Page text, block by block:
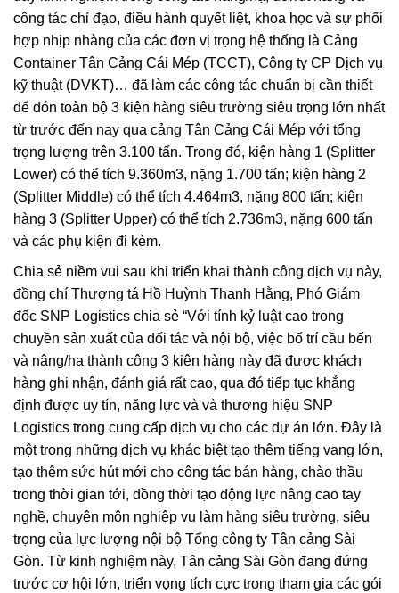
công tác chỉ đạo, điều hành quyết liệt, khoa học và sự phối
hợp nhịp nhàng của các đơn vị trọng hệ thống là Cảng
Container Tân Cảng Cái Mép (TCCT), Công ty CP Dịch vụ
kỹ thuật (DVKT)… đã làm các công tác chuẩn bị cần thiết
để đón toàn bộ 3 kiện hàng siêu trường siêu trọng lớn nhất
từ trước đến nay qua cảng Tân Cảng Cái Mép với tổng
trọng lượng trên 3.100 tấn. Trong đó, kiện hàng 1 (Splitter
Lower) có thể tích 9.360m3, nặng 1.700 tấn; kiện hàng 2
(Splitter Middle) có thể tích 4.464m3, nặng 800 tấn; kiện
hàng 3 (Splitter Upper) có thể tích 2.736m3, nặng 600 tấn
và các phụ kiện đi kèm.
Chia sẻ niềm vui sau khi triển khai thành công dịch vụ này,
đồng chí Thượng tá Hồ Huỳnh Thanh Hằng, Phó Giám
đốc SNP Logistics chia sẻ “Với tính kỷ luật cao trong
chuyền sản xuất của đối tác và nội bộ, việc bố trí cầu bến
và nâng/hạ thành công 3 kiện hàng này đã được khách
hàng ghi nhận, đánh giá rất cao, qua đó tiếp tục khẳng
định được uy tín, năng lực và và thương hiệu SNP
Logistics trong cung cấp dịch vụ cho các dự án lớn. Đây là
một trong những dịch vụ khác biệt tạo thêm tiếng vang lớn,
tạo thêm sức hút mới cho công tác bán hàng, chào thầu
trong thời gian tới, đồng thời tạo động lực nâng cao tay
nghề, chuyên môn nghiệp vụ làm hàng siêu trường, siêu
trọng của lực lượng nội bộ Tổng công ty Tân cảng Sài
Gòn. Từ kinh nghiệm này, Tân cảng Sài Gòn đang đứng
trước cơ hội lớn, triển vọng tích cực trong tham gia các gói